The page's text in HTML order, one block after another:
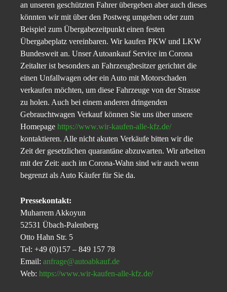
an unseren geschützten Fahrer übergeben aber auch dieses
könnten wir mit über den Postweg umgehen oder zum
Beispiel zum Übergabezeitpunkt einen festen
Übergabeplatz vereinbaren. Wir kaufen PKW und LKW
Bundesweit an. Unser Autoankauf Service im Corona
Zeitalter ist besonders an Fahrzeugbesitzer gerichtet die
einen Unfallwagen oder ein Auto mit Motorschaden
verkaufen möchten, um diese Fahrzeuge von der Strasse
zu holen. Auch bei einem anderen dringenden
Gebrauchtwagen Verkauf können Sie uns über unsere
Homepage https://www.wir-kaufen-alle-kfz.de/
kontaktieren. Alle nicht akuten Verkäufe bitten wir die
Zeit der gesetzlichen quarantäne abzuwarten. Wir arbeiten
mit der Zeit: auch im Corona-Wahn sind wir auch wenn
begrenzt als Auto Käufer für Sie da.
Pressekontakt:
Muharrem Akkoyun
52531 Übach-Palenberg
Otto Hahn Str. 5
Tel: +49 (0)157 – 849 157 78
Email: anfrage@autoabkauf.de
Web: https://www.wir-kaufen-alle-kfz.de/